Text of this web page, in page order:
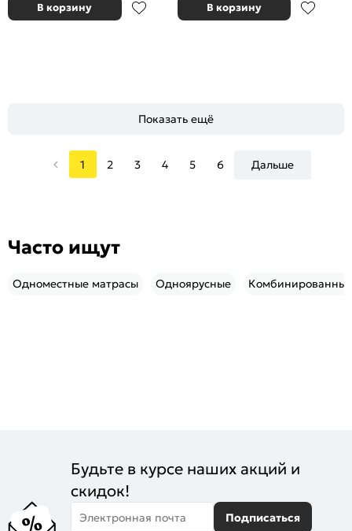
В корзину В корзину
Показать ещё
1 2 3 4 5 6 Дальше
Часто ищут
Одноместные матрасы Одноярусные Комбинированные
Будьте в курсе наших акций и
скидок!
Электронная почта Подписаться